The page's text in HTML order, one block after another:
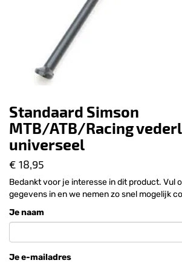
Standaard Simson
MTB/ATB/Racing
universeel
€ 18,95
Bedankt voor je interesse in dit product. Vul
gegevens in en we nemen zo snel mogelijk
Je naam
Je e-mailadres